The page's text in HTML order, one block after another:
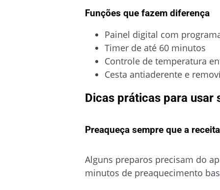
Funções que fazem diferença
Painel digital com
Timer de até 60 minutos
Controle de temperatura
Cesta antiaderente e
Dicas práticas para usar
Preaqueça sempre que a
Alguns preparos precisam do
minutos de preaquecimento